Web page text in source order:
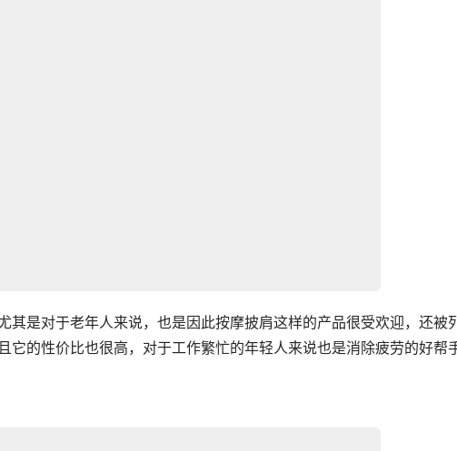
是对于老年人来说，也是因此按摩披肩这样的产品很受欢迎，还被
它的性价比也很高，对于工作繁忙的年轻人来说也是消除疲劳的好帮